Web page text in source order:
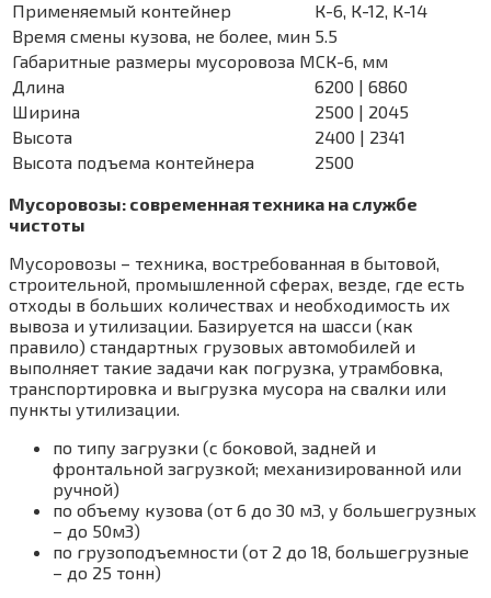
Применяемый контейнер
К-6, К-12, К-14
Время смены кузова, не более, мин 5.5
Габаритные размеры мусоровоза МСК-6, мм
Длина
6200 | 6860
Ширина
2500 | 2045
Высота
2400 | 2341
Высота подъема контейнера
2500
Мусоровозы: современная техника на службе
чистоты
Мусоровозы – техника, востребованная в бытовой,
строительной, промышленной сферах, везде, где есть
отходы в больших количествах и необходимость их
вывоза и утилизации. Базируется на шасси (как
правило) стандартных грузовых автомобилей и
выполняет такие задачи как погрузка, утрамбовка,
транспортировка и выгрузка мусора на свалки или
пункты утилизации.
по типу загрузки (с боковой, задней и
фронтальной загрузкой; механизированной или
ручной)
по объему кузова (от 6 до 30 м3, у большегрузных
– до 50м3)
по грузоподъемности (от 2 до 18, большегрузные
– до 25 тонн)